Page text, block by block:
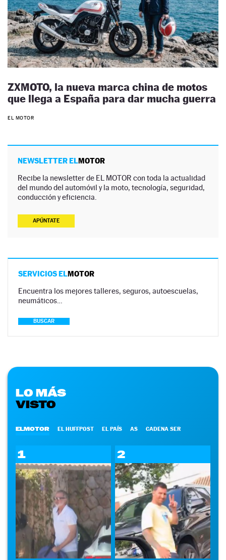
ZXMOTO, la nueva marca china de motos
que llega a España para dar mucha guerra
EL MOTOR
NEWSLETTER ELMOTOR
Recibe la newsletter de EL MOTOR con toda la actualidad
del mundo del automóvil y la moto, tecnología, seguridad,
conducción y eficiencia.
APÚNTATE
SERVICIOS ELMOTOR
Encuentra los mejores talleres, seguros, autoescuelas,
neumáticos…
BUSCAR
LO MÁS
VISTO
ELMOTOR EL HUFFPOST EL PAÍS AS CADENA SER
1 2